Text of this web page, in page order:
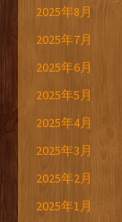
2025年8月
2025年7月
2025年6月
2025年5月
2025年4月
2025年3月
2025年2月
2025年1月